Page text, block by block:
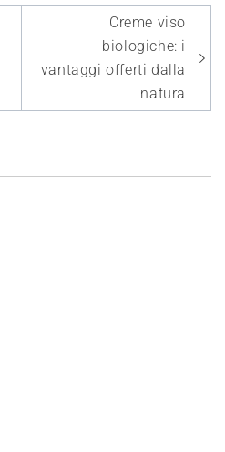
Creme viso
biologiche: i
vantaggi offerti dalla
natura